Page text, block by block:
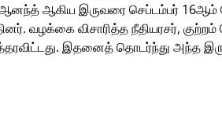
ஆகிய இருவரை செப்டம்பர் 16ஆம்
வழக்கை விசாரித்த நீதியரசர்,
இதனைத் தொடர்ந்து அந்த